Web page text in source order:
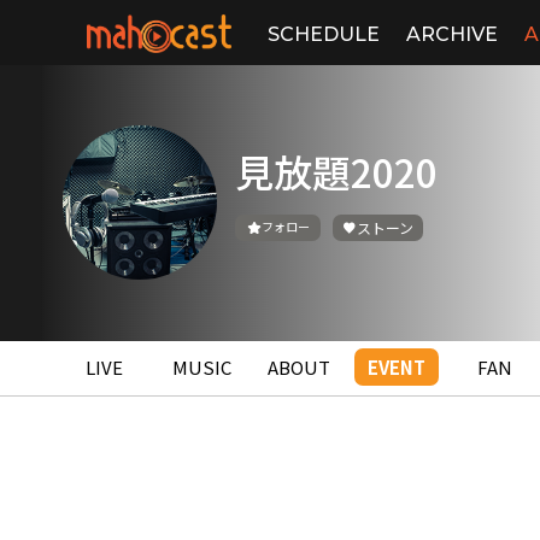
SCHEDULE ARCHIVE
見放題2020
フォロー ストーン
LIVE MUSIC ABOUT EVENT FAN